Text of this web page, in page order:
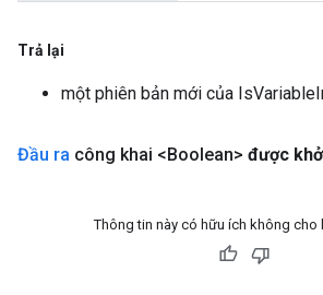
Trả lại
một phiên bản mới của
Đầu ra công khai <Boolean> được
Thông tin này có hữu ích không cho